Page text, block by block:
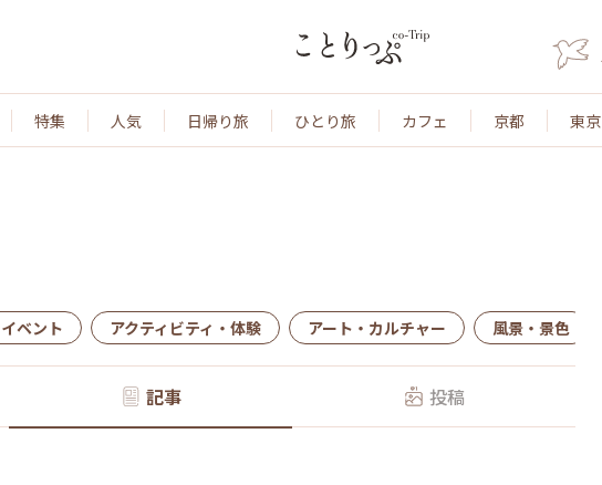
特集 人気 日帰り旅 ひとり旅 カフェ 京都 東京
イベント アクティビティ・体験 アート・カルチャー 風景・景色
記事 投稿